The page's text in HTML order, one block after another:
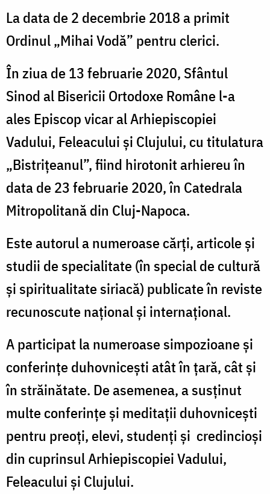
La data de 2 decembrie 2018 a primit
Ordinul „Mihai Vodă” pentru clerici.
În ziua de 13 februarie 2020, Sfântul
Sinod al Bisericii Ortodoxe Române l-a
ales Episcop vicar al Arhiepiscopiei
Vadului, Feleacului și Clujului, cu titulatura
„Bistrițeanul”, fiind hirotonit arhiereu în
data de 23 februarie 2020, în Catedrala
Mitropolitană din Cluj-Napoca.
Este autorul a numeroase cărți, articole și
studii de specialitate (în special de cultură
și spiritualitate siriacă) publicate în reviste
recunoscute național și internațional.
A participat la numeroase simpozioane și
conferințe duhovnicești atât în țară, cât și
în străinătate. De asemenea, a susținut
multe conferințe și meditații duhovnicești
pentru preoți, elevi, studenți și credincioși
din cuprinsul Arhiepiscopiei Vadului,
Feleacului și Clujului.